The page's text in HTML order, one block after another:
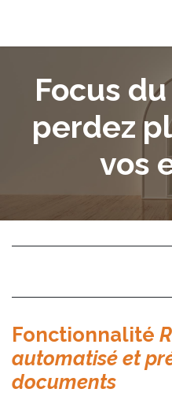
Focus
perdez
vos
Fonctionnalité
automatisé et
documents